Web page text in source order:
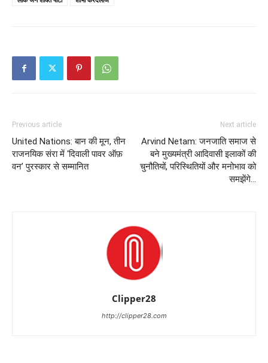
Previous article
United Nations: बान की मून, तीन
राजनयिक संरा में ‘दिवाली पावर ऑफ़
वन’ पुरस्कार से सम्मानित
Next article
Arvind Netam: जनजाति समाज से
बने मुख्यमंत्री आदिवासी इलाकों की
चुनौतियों, परिस्थितियों और मनोभाव को
समझेंगे…
Clipper28
http://clipper28.com